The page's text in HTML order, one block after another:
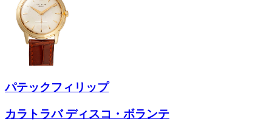
パテックフィリップ
カラトラバ ディスコ・ボランテ